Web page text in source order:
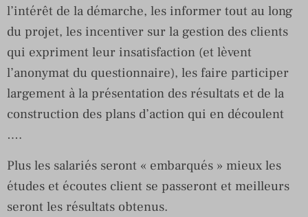
l’intérêt de la démarche, les informer tout au long
du projet, les incentiver sur la gestion des clients
qui expriment leur insatisfaction (et lèvent
l’anonymat du questionnaire), les faire participer
largement à la présentation des résultats et de la
construction des plans d’action qui en découlent
….
Plus les salariés seront « embarqués » mieux les
études et écoutes client se passeront et meilleurs
seront les résultats obtenus.